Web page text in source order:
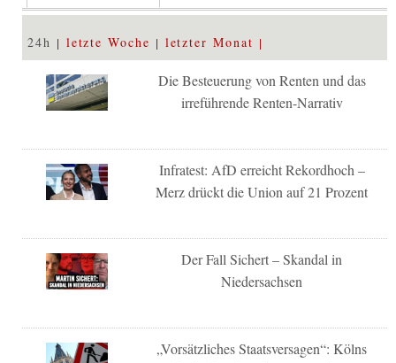
24h letzte Woche letzter Monat
Die Besteuerung von Renten und das
irreführende Renten-Narrativ
Infratest: AfD erreicht Rekordhoch –
Merz drückt die Union auf 21 Prozent
Der Fall Sichert – Skandal in
Niedersachsen
„Vorsätzliches Staatsversagen“: Kölns